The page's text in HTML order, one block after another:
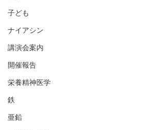
子ども
ナイアシン
講演会案内
開催報告
栄養精神医学
鉄
亜鉛